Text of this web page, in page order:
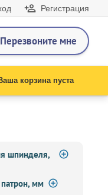
Регистрация
Перезвоните мне
корзина пуста
шпинделя,
мм